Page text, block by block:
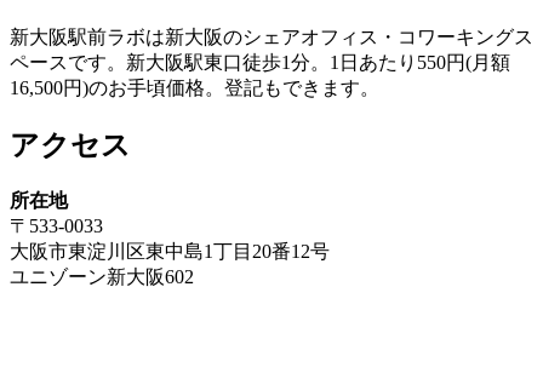
ビ
ゲ
ー
シ
ョ
ン
新大阪駅前ラボは新大阪のシェアオフィス・コワーキングス
ペースです。新大阪駅東口徒歩1分。1日あたり550円(月額
16,500円)のお手頃価格。登記もできます。
アクセス
所在地
〒533-0033
大阪市東淀川区東中島1丁目20番12号
ユニゾーン新大阪602